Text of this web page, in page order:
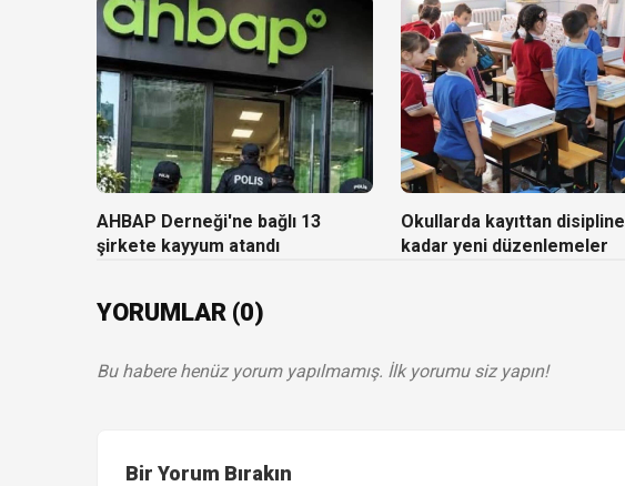
AHBAP Derneği'ne bağlı 13
şirkete kayyum atandı
Okullarda kayıttan disipline
kadar yeni düzenlemeler
YORUMLAR (0)
Bu habere henüz yorum yapılmamış. İlk yorumu siz yapın!
Bir Yorum Bırakın